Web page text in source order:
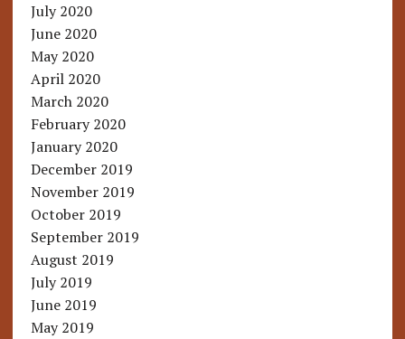
July 2020
June 2020
May 2020
April 2020
March 2020
February 2020
January 2020
December 2019
November 2019
October 2019
September 2019
August 2019
July 2019
June 2019
May 2019